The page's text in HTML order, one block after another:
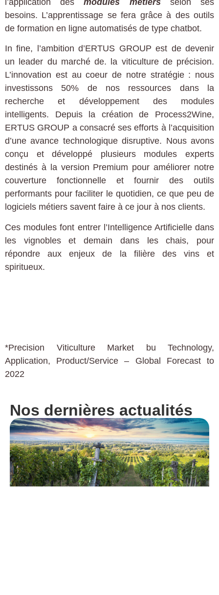
besoins. L’apprentissage se fera grâce à des outils
de formation en ligne automatisés de type chatbot.
In fine, l’ambition d’ERTUS GROUP est de devenir
un leader du marché de. la viticulture de précision.
L’innovation est au coeur de notre stratégie : nous
investissons 50% de nos ressources dans la
recherche et développement des modules
intelligents. Depuis la création de Process2Wine,
ERTUS GROUP a consacré ses efforts à l’acquisition
d’une avance technologique disruptive. Nous avons
conçu et développé plusieurs modules experts
destinés à la version Premium pour améliorer notre
couverture fonctionnelle et fournir des outils
performants pour faciliter le quotidien, ce que peu de
logiciels métiers savent faire à ce jour à nos clients.
Ces modules font entrer l’Intelligence Artificielle dans
les vignobles et demain dans les chais, pour
répondre aux enjeux de la filière des vins et
spiritueux.
*Precision Viticulture Market bu Technology,
Application, Product/Service – Global Forecast to
2022
Nos dernières actualités